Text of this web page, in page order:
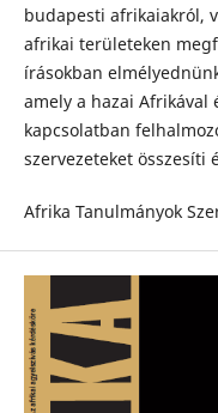
budapesti afrikaiakról,
afrikai területeken
írásokban
amely a hazai Afrikával
kapcsolatban
szervezeteket összesíti
Afrika Tanulmányok